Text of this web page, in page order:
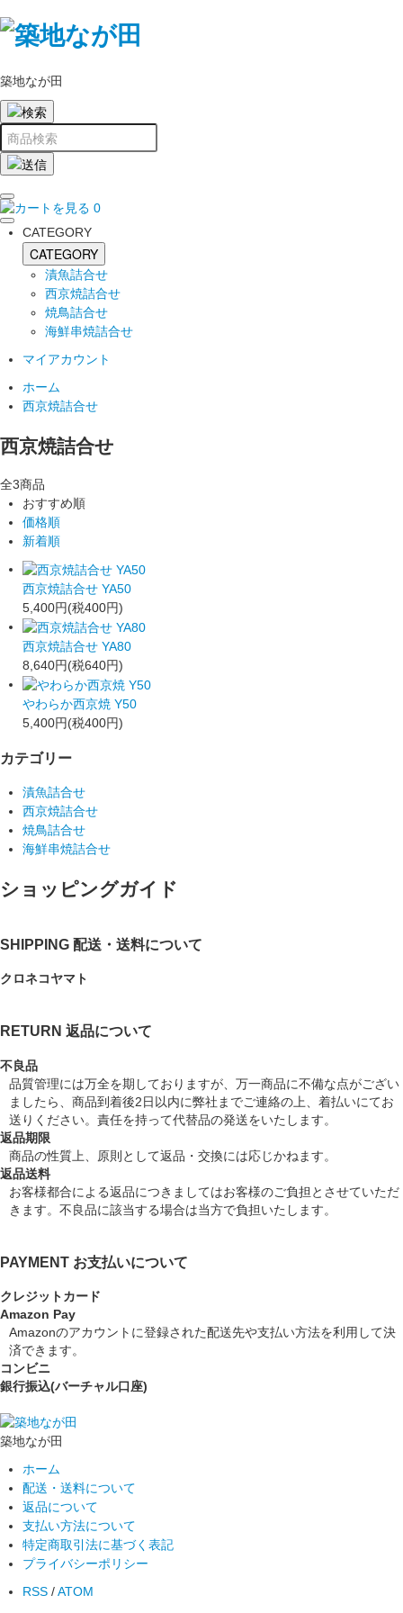
築地なが田
0
CATEGORY
CATEGORY
漬魚詰合せ
西京焼詰合せ
焼鳥詰合せ
海鮮串焼詰合せ
マイアカウント
ホーム
西京焼詰合せ
西京焼詰合せ
全3商品
おすすめ順
価格順
新着順
西京焼詰合せ YA50
5,400円(税400円)
西京焼詰合せ YA80
8,640円(税640円)
やわらか西京焼 Y50
5,400円(税400円)
カテゴリー
漬魚詰合せ
西京焼詰合せ
焼鳥詰合せ
海鮮串焼詰合せ
ショッピングガイド
SHIPPING 配送・送料について
クロネコヤマト
RETURN 返品について
不良品
品質管理には万全を期しておりますが、万一商品に不備な点がござい
ましたら、商品到着後2日以内に弊社までご連絡の上、着払いにてお
送りください。責任を持って代替品の発送をいたします。
返品期限
商品の性質上、原則として返品・交換には応じかねます。
返品送料
お客様都合による返品につきましてはお客様のご負担とさせていただ
きます。不良品に該当する場合は当方で負担いたします。
PAYMENT お支払いについて
クレジットカード
Amazon Pay
Amazonのアカウントに登録された配送先や支払い方法を利用して決
済できます。
コンビニ
銀行振込(バーチャル口座)
築地なが田
ホーム
配送・送料について
返品について
支払い方法について
特定商取引法に基づく表記
プライバシーポリシー
RSS /ATOM